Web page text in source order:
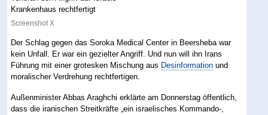
Screenshot X
Der Schlag gegen das Soroka Medical Center in Beersheba war
kein Unfall. Er war ein gezielter Angriff. Und nun will ihn Irans
Führung mit einer grotesken Mischung aus Desinformation und
moralischer Verdrehung rechtfertigen.
Außenminister Abbas Araghchi erklärte am Donnerstag öffentlich,
dass die iranischen Streitkräfte „ein israelisches Kommando-,